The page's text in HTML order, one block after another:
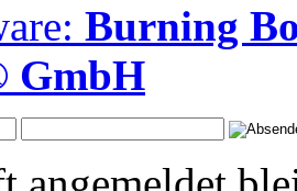
Burning
GmbH